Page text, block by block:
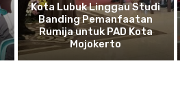
Kota Lubuk Linggau Studi
Banding Pemanfaatan
Rumija untuk PAD Kota
Mojokerto